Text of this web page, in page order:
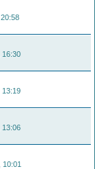
16:30
13:19
13:06
10:01